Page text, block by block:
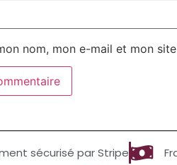
nom, mon e-mail et mon
sécurisé par Stripe